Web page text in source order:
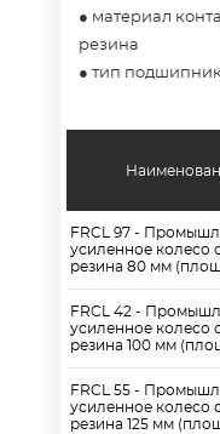
● материал
резина
● тип
FRCL 97 -
усиленное колесо
резина 80 мм
FRCL 42 -
усиленное колесо
резина 100 мм
FRCL 55 -
усиленное колесо
резина 125 мм